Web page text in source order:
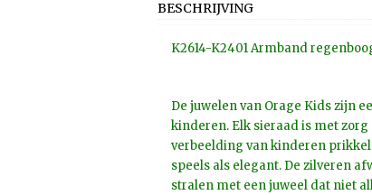
BESCHRIJVING
K2614-K2401 Armband
De juwelen van Orage Kids zijn
kinderen. Elk sieraad is met
verbeelding van kinderen
speels als elegant. De zilveren
stralen met een juweel dat niet